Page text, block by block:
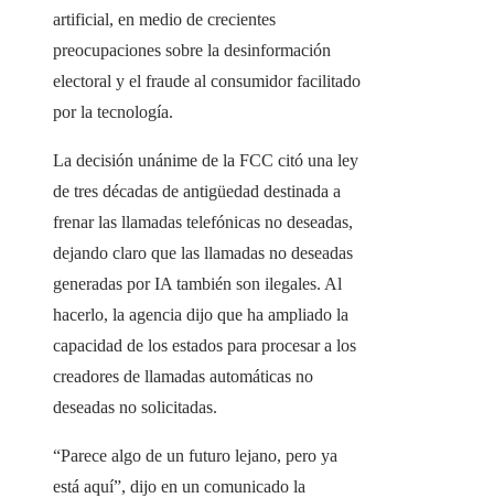
artificial, en medio de crecientes
preocupaciones sobre la desinformación
electoral y el fraude al consumidor facilitado
por la tecnología.
La decisión unánime de la FCC citó una ley
de tres décadas de antigüedad destinada a
frenar las llamadas telefónicas no deseadas,
dejando claro que las llamadas no deseadas
generadas por IA también son ilegales. Al
hacerlo, la agencia dijo que ha ampliado la
capacidad de los estados para procesar a los
creadores de llamadas automáticas no
deseadas no solicitadas.
“Parece algo de un futuro lejano, pero ya
está aquí”, dijo en un comunicado la